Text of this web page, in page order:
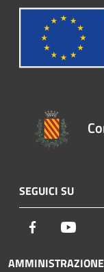
SEGUICI SU
Facebook
AMMINISTRAZIONE